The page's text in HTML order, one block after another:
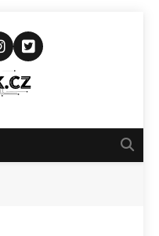
Novinkám